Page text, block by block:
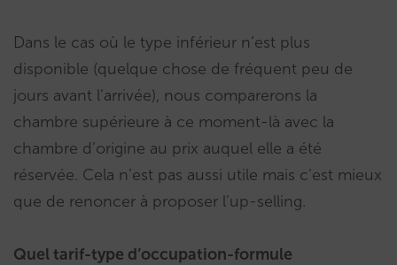
Dans le cas où le type inférieur n’est plus
disponible (quelque chose de fréquent peu de
jours avant l’arrivée), nous comparerons la
chambre supérieure à ce moment-là avec la
chambre d’origine au prix auquel elle a été
réservée. Cela n’est pas aussi utile mais c’est mieux
que de renoncer à proposer l’up-selling.
Quel tarif-type d’occupation-formule